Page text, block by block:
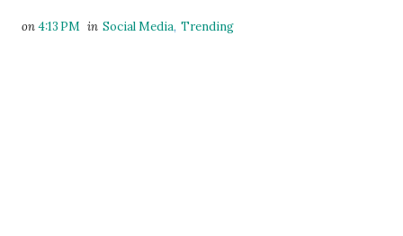
on4:13 PM in Social Media, Trending